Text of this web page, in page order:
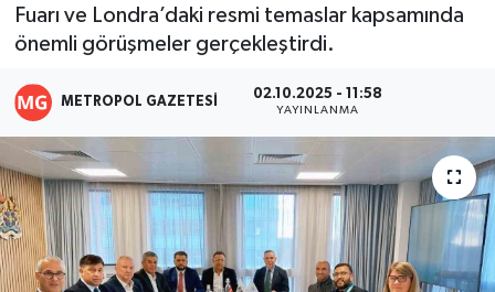
Fuarı ve Londra’daki resmi temaslar kapsamında
önemli görüşmeler gerçekleştirdi.
METROPOL GAZETESI 02.10.2025 - 11:58
YAYINLANMA